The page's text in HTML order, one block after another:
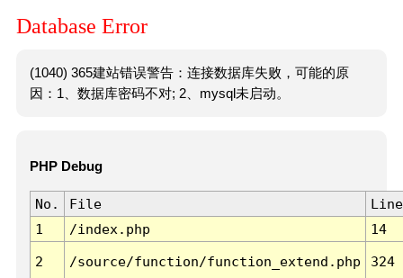
Database Error
(1040) 365建站错误警告：连接数据库失败，可能的原
因：1、数据库密码不对; 2、mysql未启动。
PHP Debug
No. File
Line
1
/index.php 14
2 /source/function/function_extend.php 324